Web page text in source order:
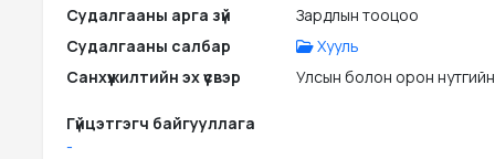
Судалгааны арга зүй
Зардлын тооцоо
Судалгааны салбар
Хууль
Санхүүжилтийн эх үүсвэр
Улсын болон орон
Гүйцэтгэгч байгууллага
-